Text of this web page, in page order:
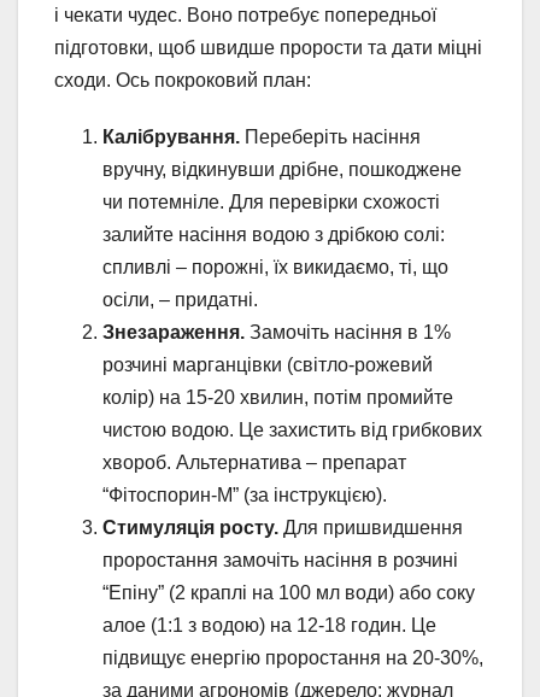
і чекати чудес. Воно потребує попередньої
підготовки, щоб швидше прорости та дати міцні
сходи. Ось покроковий план:
Калібрування. Переберіть насіння
вручну, відкинувши дрібне, пошкоджене
чи потемніле. Для перевірки схожості
залийте насіння водою з дрібкою солі:
спливлі – порожні, їх викидаємо, ті, що
осіли, – придатні.
Знезараження. Замочіть насіння в 1%
розчині марганцівки (світло-рожевий
колір) на 15-20 хвилин, потім промийте
чистою водою. Це захистить від грибкових
хвороб. Альтернатива – препарат
“Фітоспорин-М” (за інструкцією).
Стимуляція росту. Для пришвидшення
проростання замочіть насіння в розчині
“Епіну” (2 краплі на 100 мл води) або соку
алое (1:1 з водою) на 12-18 годин. Це
підвищує енергію проростання на 20-30%,
за даними агрономів (джерело: журнал